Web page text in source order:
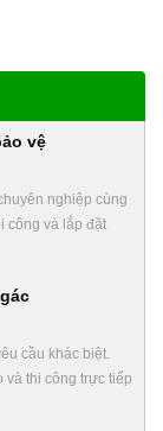
vệ
nghiệp cùng
công và lắp đặt
cầu khác biệt.
và thi công trực tiếp